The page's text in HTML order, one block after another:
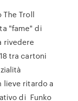
The Troll
"fame" di
rivedere
tra cartoni
lieve ritardo a
di Funko